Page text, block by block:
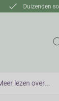
Duizenden
lezen over...